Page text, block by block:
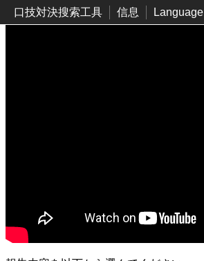
口技対決搜索工具 信息 Language